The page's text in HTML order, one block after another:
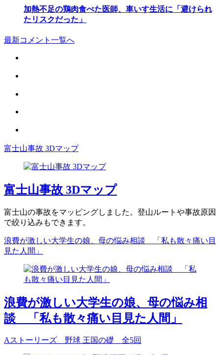
加熱不足の鶏肉食べた医師、車いす生活に「避けられ
たリスクだった」
最新コメント一覧へ
富士山事故 3Dマップ
富士山事故 3Dマップ
富士山の事故をマッピングしました。登山ルートや事故原因
で絞り込みもできます。
浪費が激しい大学生の娘、母の悩み相談 「私も散々痛い目
見た人間」
浪費が激しい大学生の娘、母の悩み相
談 「私も散々痛い目見た人間」
Aストーリーズ 野球 王国の礎 全5回